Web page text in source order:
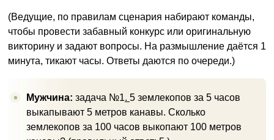
(Ведущие, по правилам сценария набирают команды,
чтобы провести забавный конкурс или оригинальную
викторину и задают вопросы. На размышление даётся 1
минута, тикают часы. Ответы даются по очереди.)
Мужчина: задача №1. 5 землекопов за 5 часов
выкапывают 5 метров канавы. Сколько
землекопов за 100 часов выкопают 100 метров